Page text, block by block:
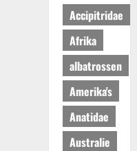
Accipitridae
Afrika
albatrossen
Amerika's
Anatidae
Australie